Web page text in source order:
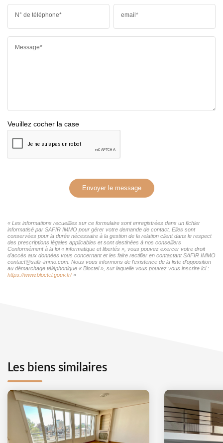
N° de téléphone* email*
Message*
Veuillez cocher la case
Envoyer le message
« Les informations recueillies sur ce formulaire sont enregistrées dans un fichier
informatisé par SAFIR IMMO pour gérer votre demande de contact. Elles sont
conservées pour la durée nécessaire à la gestion de la relation client dans le respect
des prescriptions légales applicables et sont destinées à nos conseillers
Conformément à la loi « informatique et libertés », vous pouvez exercer votre droit
d'accès aux données vous concernant et les faire rectifier en contactant SAFIR IMMO
contact@safir-immo.com. Nous vous informons de l'existence de la liste d'opposition
au démarchage téléphonique « Bloctel », sur laquelle vous pouvez vous inscrire ici :
https://www.bloctel.gouv.fr/»
Les biens similaires